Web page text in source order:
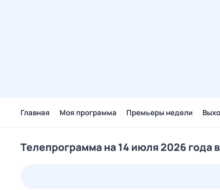
Главная Моя программа Премьеры недели
Телепрограмма на 14 июля 2026 года в